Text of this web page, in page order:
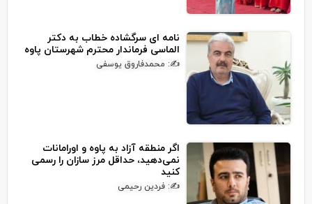
نامه ای سرگشاده خطاب به دکتر
الماسی فرماندار محترم شهرستان پاوه
✍: محمدفاروق یوسفی
اگر منطقه آزاد به پاوه و اورامانات
نمی‌دهید، حداقل مرز سازان را رسمی
کنید
✍: فردین رحیمی